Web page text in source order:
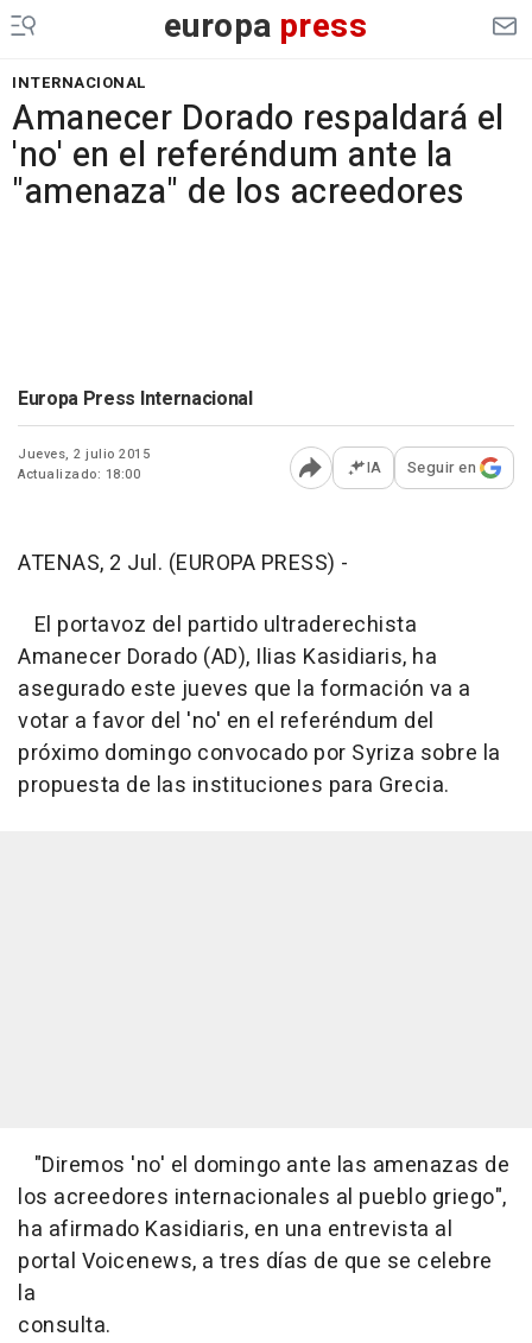
europa press
INTERNACIONAL
Amanecer Dorado respaldará el
'no' en el referéndum ante la
"amenaza" de los acreedores
Europa Press Internacional
Jueves, 2 julio 2015
Actualizado: 18:00
Abrir opciones para
IA Seguir en
ATENAS, 2 Jul. (EUROPA PRESS) -
El portavoz del partido ultraderechista
Amanecer Dorado (AD), Ilias Kasidiaris, ha
asegurado este jueves que la formación va a
votar a favor del 'no' en el referéndum del
próximo domingo convocado por Syriza sobre la
propuesta de las instituciones para Grecia.
"Diremos 'no' el domingo ante las amenazas de
los acreedores internacionales al pueblo griego",
ha afirmado Kasidiaris, en una entrevista al
portal Voicenews, a tres días de que se celebre
la
consulta.